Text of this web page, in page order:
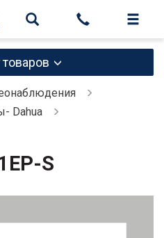
товаров
Dahua
S